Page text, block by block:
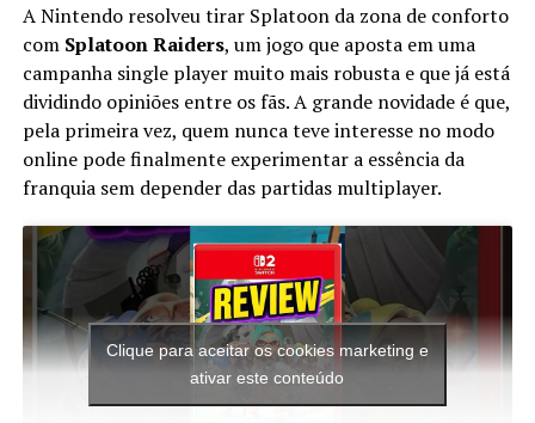
Em meados dos anos 90, a SEGA resolveu colocar o
resultado?Sonic The Fighters(ouSonic Championship
Com personagens icônicos como Bark, Fang, Amy e o
Metal Sonic em uma nova forma, o jogo tinha potencial.
Mas acabou limitado aos arcades, sem um port decente
para consoles como o Saturn — o que poderia ter dado
mais profundidade à história e gameplay.
A Nintendo resolveu tirar Splatoon da zona de conforto
com Splatoon Raiders, um jogo que aposta em uma
campanha single player muito mais robusta e que já está
dividindo opiniões entre os fãs. A grande novidade é que,
pela primeira vez, quem nunca teve interesse no modo
online pode finalmente experimentar a essência da
franquia sem depender das partidas multiplayer.
Clique para aceitar os cookies marketing e
ativar este conteúdo